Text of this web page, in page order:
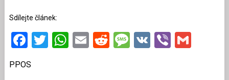
Sdílejte článek:
Facebook
Twitter
WhatsApp
EmailRedditMessage
VKViber
PPOS